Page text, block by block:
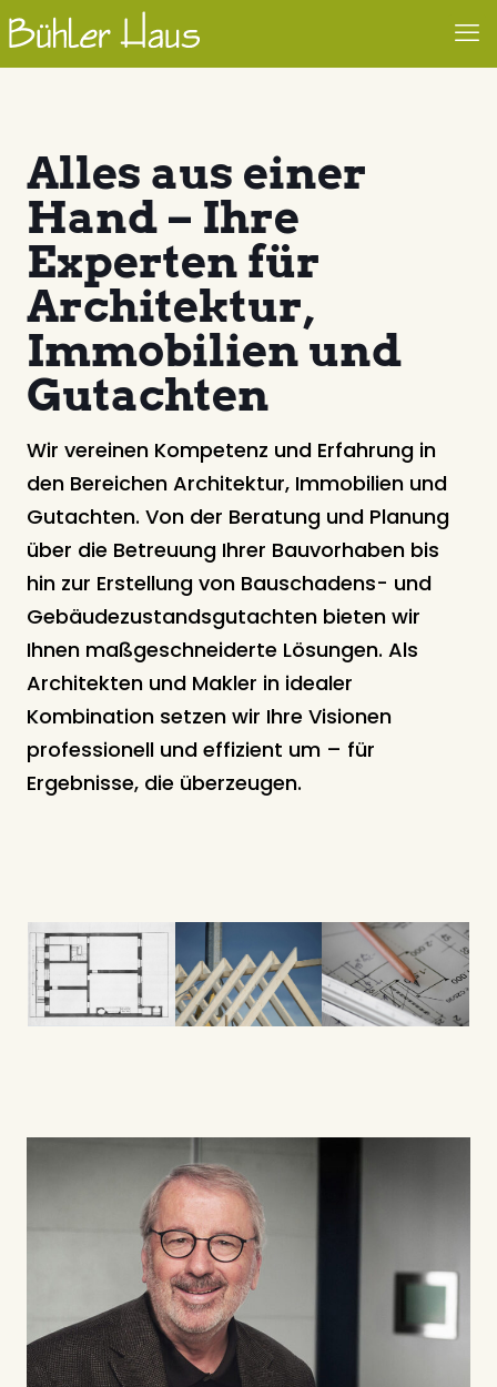
Alles aus einer
Hand – Ihre
Experten für
Architektur,
Immobilien und
Gutachten
Wir vereinen Kompetenz und Erfahrung in
den Bereichen Architektur, Immobilien und
Gutachten. Von der Beratung und Planung
über die Betreuung Ihrer Bauvorhaben bis
hin zur Erstellung von Bauschadens- und
Gebäudezustandsgutachten bieten wir
Ihnen maßgeschneiderte Lösungen. Als
Architekten und Makler in idealer
Kombination setzen wir Ihre Visionen
professionell und effizient um – für
Ergebnisse, die überzeugen.